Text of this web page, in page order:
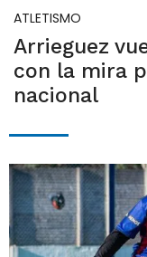
ATLETISMO
Arrieguez
con la mira
nacional